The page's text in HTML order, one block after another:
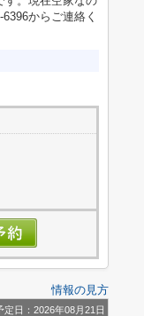
からご連絡く
情報の見方
定日：2026年08月21日